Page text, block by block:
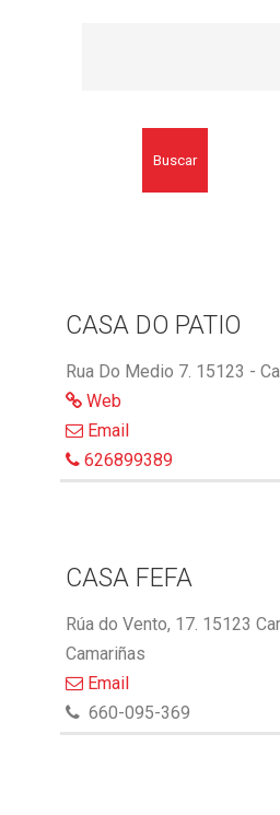
Buscar
CASA DO PATIO
Rua Do Medio 7. 15123 -
Web
Email
626899389
CASA FEFA
Rúa do Vento, 17. 15123
Camariñas
Email
660-095-369